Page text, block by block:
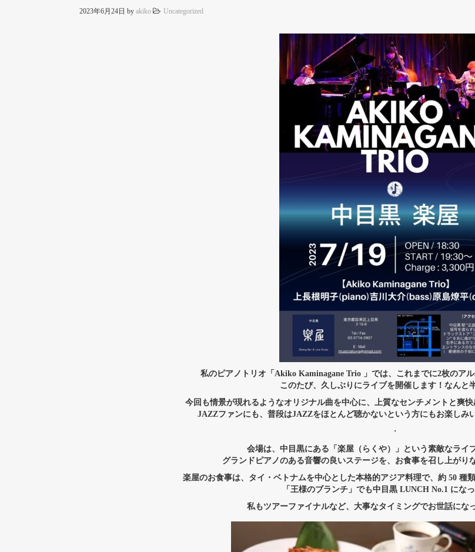
2023年6月24日 by akiko Uncategorized
私のピアノトリオ「Akiko Kaminagane Trio 」では、これまでに2枚のア
このたび、久しぶりにライブを開催します！なんと
今回も情景が現れるようなオリジナル曲を中心に、上質なセンチメントと爽快
JAZZファンにも、普段はJAZZをほとんど聴かないという方にもお楽しみ
・
会場は、中目黒にある「楽屋（らくや）」という素敵なライ
グランドピアノのある音響の良いステージを、お食事を召し上がり
楽屋のお食事は、タイ・ベトナムを中心とした本格的アジア料理で、約 50 種
「王様のブランチ」でも中目黒 LUNCH No.1 にな
私もツアーファイナルなど、大事なタイミングでお世話にな